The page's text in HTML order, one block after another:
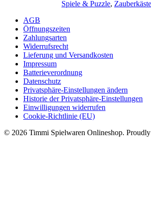
war:
ist:
Spiele & Puzzle,
AGB
Öffnungszeiten
Zahlungsarten
Widerrufsrecht
Lieferung und Versandkosten
Impressum
Batterieverordnung
Datenschutz
Privatsphäre-Einstellungen ändern
Historie der Privatsphäre-Einstellungen
Einwilligungen widerrufen
Cookie-Richtlinie (EU)
© 2026 Timmi Spielwaren Onlineshop.